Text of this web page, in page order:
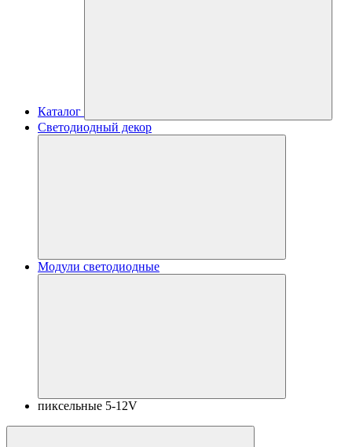
Каталог
Светодиодный декор
Модули светодиодные
пиксельные 5-12V